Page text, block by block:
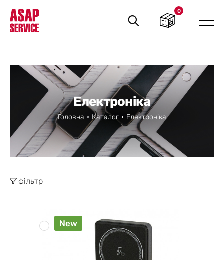
Пошук
товарів
0
Електроніка
Головна Каталог Електроніка
фільтр
New